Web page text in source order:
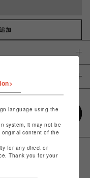
加
language using the
system, it may not be
content of the
for any direct or
Thank you for your